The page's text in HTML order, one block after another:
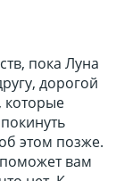
пока Луна
дорогой
которые
этом позже.
вам